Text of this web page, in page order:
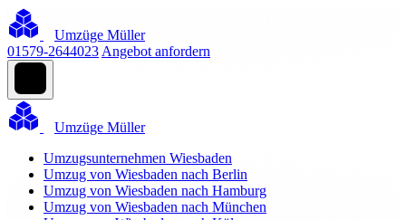
Umzüge Müller
01579-2644023 Angebot anfordern
Umzüge Müller
Umzugsunternehmen Wiesbaden
Umzug von Wiesbaden nach Berlin
Umzug von Wiesbaden nach Hamburg
Umzug von Wiesbaden nach München